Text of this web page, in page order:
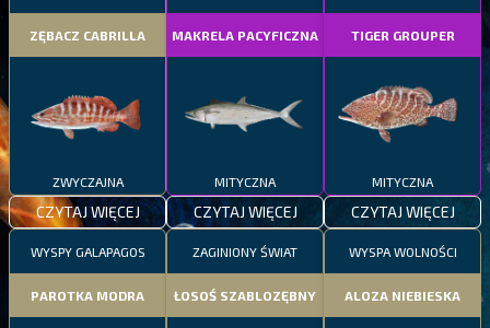
ZĘBACZ CABRILLA
ZWYCZAJNA
CZYTAJ WIĘCEJ
MAKRELA PACYFICZNA
MITYCZNA
CZYTAJ WIĘCEJ
TIGER GROUPER
MITYCZNA
CZYTAJ WIĘCEJ
WYSPY GALAPAGOS
PAROTKA MODRA
ZAGINIONY ŚWIAT
ŁOSOŚ SZABLOZĘBNY
WYSPA WOLNOŚCI
ALOZA NIEBIESKA